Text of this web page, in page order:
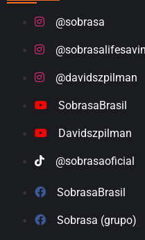
@sobrasa
@davidszpilman
SobrasaBrasil
Davidszpilman
@sobrasaoficial
SobrasaBrasil
Sobrasa (grupo)